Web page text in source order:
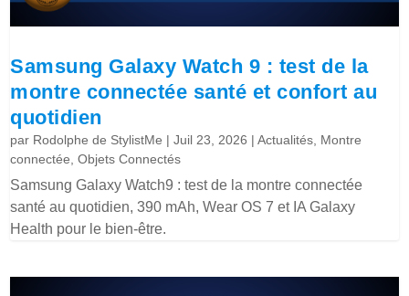
Samsung Galaxy Watch 9 : test de la
montre connectée santé et confort au
quotidien
par Rodolphe de StylistMe |Juil 23, 2026 |Actualités Montre
connectée ,Objets Connectés
Samsung Galaxy Watch9 : test de la montre connectée
santé au quotidien, 390 mAh, Wear OS 7 et IA Galaxy
Health pour le bien-être.